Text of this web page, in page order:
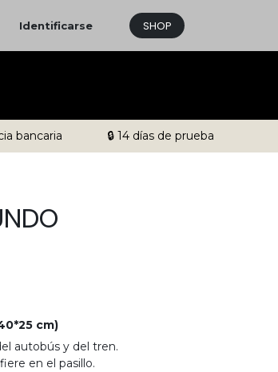
Identificarse SHOP
bancaria 🔒 14 días de prueba
cm)
autobús y del tren.
en el pasillo.